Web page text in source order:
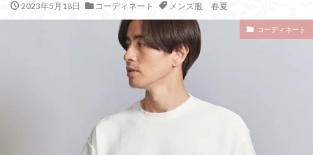
2023年5月18日 コーディネート メンズ服 春夏
コーディネート